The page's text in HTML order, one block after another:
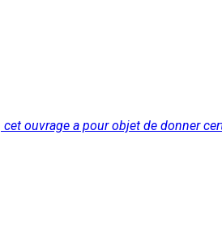
ouvrage a pour objet de donner